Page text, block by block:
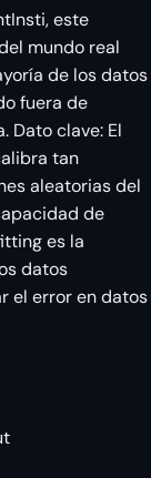
este
mundo real
de los datos
fuera de
Dato clave: El
tan
aleatorias del
de
es la
datos
el error en datos